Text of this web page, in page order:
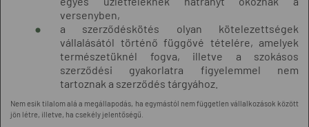
versenyben,
a szerződéskötés olyan kötelezettségek
vállalásától történő függővé tételére, amelyek
természetüknél fogva, illetve a szokásos
szerződési gyakorlatra figyelemmel nem
tartoznak a szerződés tárgyához.
Nem esik tilalom alá a megállapodás, ha egymástól nem független vállalkozások között
jön létre, illetve, ha csekély jelentőségű.